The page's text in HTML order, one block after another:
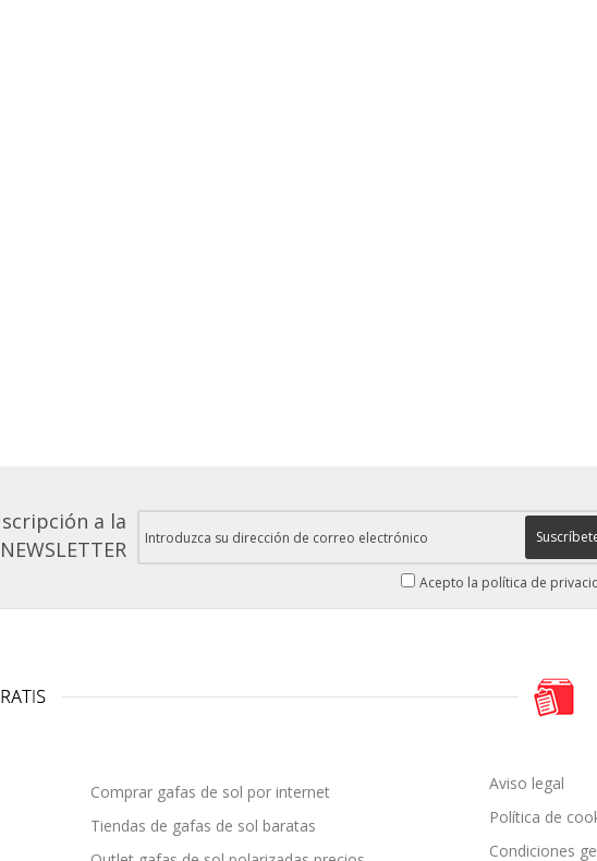
a la
NEWSLETTER
Acepto la política de
Comprar gafas de sol por internet
Tiendas de gafas de sol baratas
Aviso legal
Política de
Condiciones